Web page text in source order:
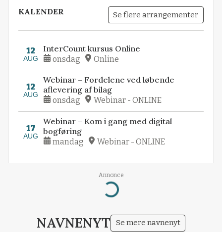
KALENDER Se flere arrangementer
12
AUG
InterCount kursus Online
onsdag Online
12
AUG
Webinar – Fordelene ved løbende
aflevering af bilag
onsdag Webinar - ONLINE
17
AUG
Webinar – Kom i gang med digital
bogføring
mandag Webinar - ONLINE
Annonce
Loading...
NAVNENYT Se mere navnenyt